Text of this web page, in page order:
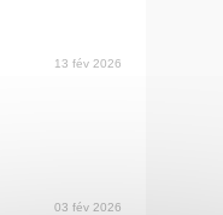
13 fév 2026
03 fév 2026